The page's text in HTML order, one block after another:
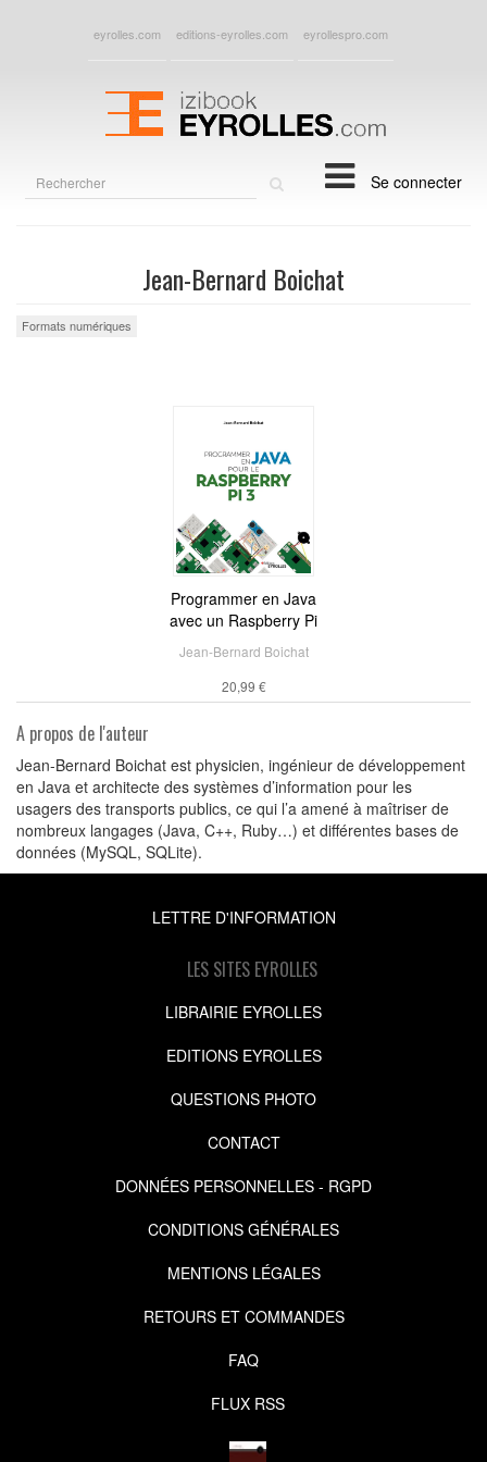
eyrolles.com editions-eyrolles.com eyrollespro.com
Se connecter
Jean-Bernard Boichat
Formats numériques
Programmer en Java
avec un Raspberry Pi
Jean-Bernard Boichat
20,99 €
A propos de l'auteur
Jean-Bernard Boichat est physicien, ingénieur de développement
en Java et architecte des systèmes d’information pour les
usagers des transports publics, ce qui l’a amené à maîtriser de
nombreux langages (Java, C++, Ruby…) et différentes bases de
données (MySQL, SQLite).
LETTRE D'INFORMATION
LES SITES EYROLLES
LIBRAIRIE EYROLLES
EDITIONS EYROLLES
QUESTIONS PHOTO
CONTACT
DONNÉES PERSONNELLES - RGPD
CONDITIONS GÉNÉRALES
MENTIONS LÉGALES
RETOURS ET COMMANDES
FAQ
FLUX RSS